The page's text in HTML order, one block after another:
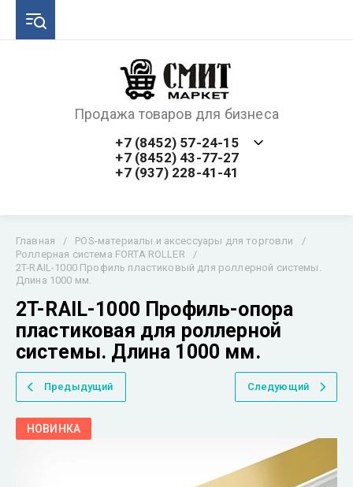
Продажа товаров для бизнеса
+7 (8452) 57-24-15
+7 (8452) 43-77-27
+7 (937) 228-41-41
Главная / POS-материалы и аксессуары для торговли
/
Роллерная система FORTA ROLLER
/
2T-RAIL-1000 Профиль пластиковый для роллерной системы.
Длина 1000 мм.
2T-RAIL-1000 Профиль-опора
пластиковая для роллерной
системы. Длина 1000 мм.
Предыдущий Следующий
НОВИНКА